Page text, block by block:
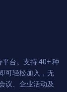
台。支持 40+ 种
可轻松加入，无
议、企业活动及